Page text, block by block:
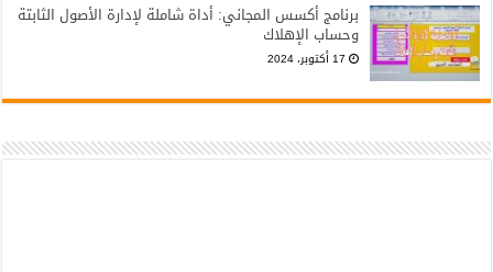
برنامج أكسس المجاني: أداة شاملة لإدارة الأصول الثابتة
وحساب الإهلاك
17 أكتوبر، 2024